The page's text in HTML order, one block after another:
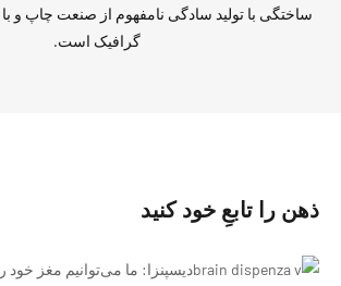
ساختگی با تولید سادگی نامفهوم از صنعت چاپ و
گرافیک است.
ذهن را تابعِ خود کنید
دیسپنزا: ما می‌توانیم مغز خود